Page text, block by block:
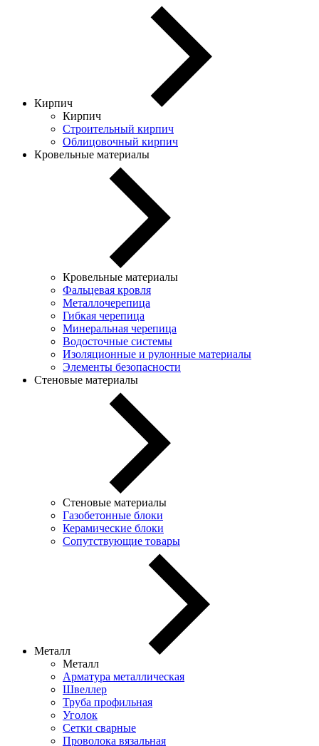
Кирпич
Кирпич
Строительный кирпич
Облицовочный кирпич
Кровельные материалы
Кровельные материалы
Фальцевая кровля
Металлочерепица
Гибкая черепица
Минеральная черепица
Водосточные системы
Изоляционные и рулонные материалы
Элементы безопасности
Стеновые материалы
Стеновые материалы
Газобетонные блоки
Керамические блоки
Сопутствующие товары
Металл
Металл
Арматура металлическая
Швеллер
Труба профильная
Уголок
Сетки сварные
Проволока вязальная